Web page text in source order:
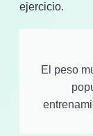
ejercicio.
El peso